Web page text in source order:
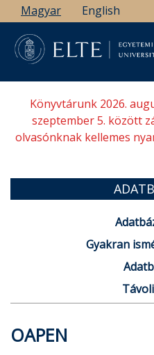
Ugrás
a
tartalomra
Magyar English
Könyvtárunk 2026.
szeptember 5. között
olvasónknak kellemes
Gyakran
OAPEN